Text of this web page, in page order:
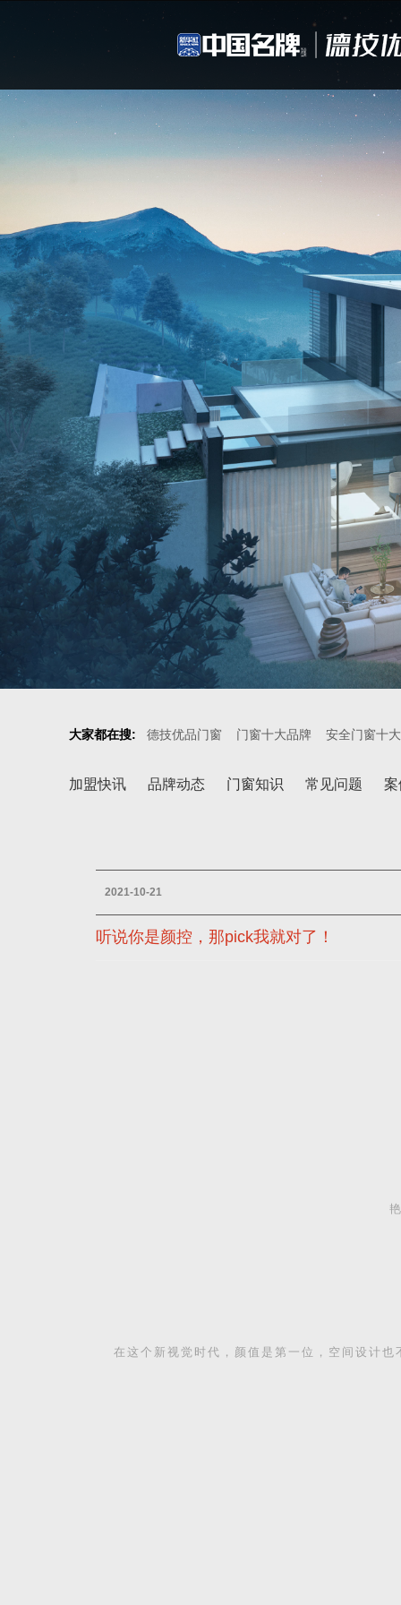
大家都在搜: 德技优品门窗 门窗十大品牌 安全门窗十
加盟快讯 品牌动态 门窗知识 常见问题 案
2021-10-21
听说你是颜控，那pick我就对了！
在这个新视觉时代，颜值是第一位，空间设计